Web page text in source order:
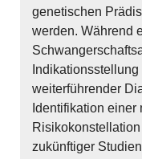
genetischen
werden. Während
weiterführender
Identifikation
zukünftiger